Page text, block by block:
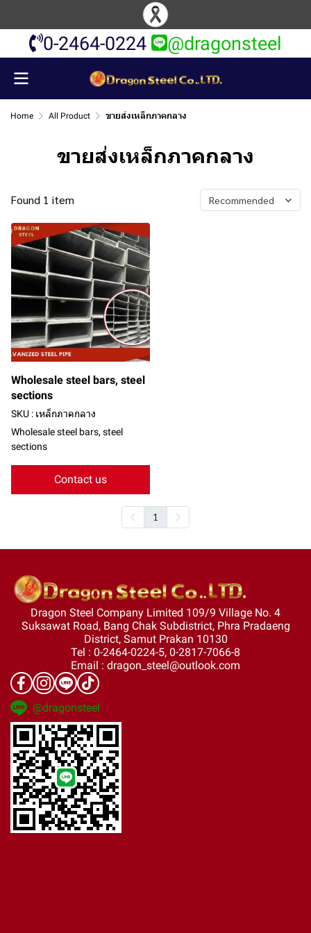
0-2464-0224 @dragonsteel
Home All Product ขายส่งเหล็กภาคกลาง
ขายส่งเหล็กภาคกลาง
Found 1 item Recommended
Wholesale steel bars, steel
sections
SKU : เหล็กภาคกลาง
Wholesale steel bars, steel
sections
Contact us
1
Dragon Steel Company Limited 109/9 Village No. 4
Suksawat Road, Bang Chak Subdistrict, Phra Pradaeng
District, Samut Prakan 10130
Tel : 0-2464-0224-5, 0-2817-7066-8
Email : dragon_steel@outlook.com
@dragonsteel